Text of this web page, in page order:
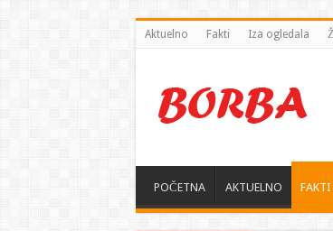
Aktuelno Fakti Iza ogledala
POČETNA AKTUELNO FAKTI